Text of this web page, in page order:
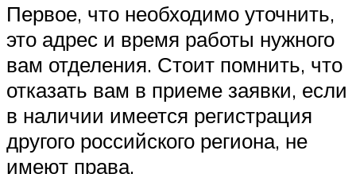
Первое, что необходимо уточнить,
это адрес и время работы нужного
вам отделения. Стоит помнить, что
отказать вам в приеме заявки, если
в наличии имеется регистрация
другого российского региона, не
имеют права.